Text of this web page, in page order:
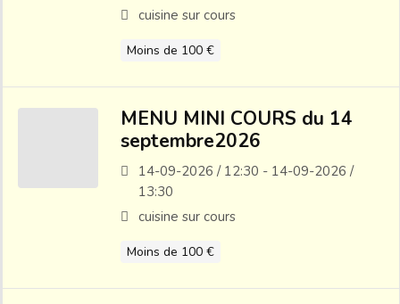
cuisine sur cours
Moins de 100 €
MENU MINI COURS du 14
septembre2026
14-09-2026 / 12:30 - 14-09-2026 /
13:30
cuisine sur cours
Moins de 100 €